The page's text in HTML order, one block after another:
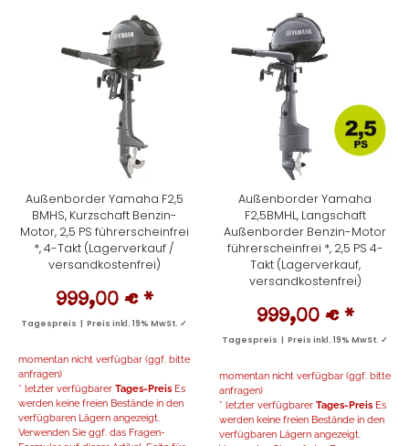
Außenborder Yamaha F2,5
BMHS, Kurzschaft Benzin-
Motor, 2,5 PS führerscheinfrei
*, 4-Takt (Lagerverkauf /
versandkostenfrei)
999,00 € *
Tagespreis | Preis inkl. 19% MwSt. ✓
momentan nicht verfügbar (ggf. bitte
anfragen)
* letzter verfügbarer Tages-Preis Es
werden keine freien Bestände in den
verfügbaren Lägern angezeigt.
Verwenden Sie ggf. das Fragen-
Außenborder Yamaha
F2,5BMHL, Langschaft
Außenborder Benzin-Motor
führerscheinfrei *, 2,5 PS 4-
Takt (Lagerverkauf,
versandkostenfrei)
999,00 € *
Tagespreis | Preis inkl. 19% MwSt. ✓
momentan nicht verfügbar (ggf. bitte
anfragen)
* letzter verfügbarer Tages-Preis Es
werden keine freien Bestände in den
verfügbaren Lägern angezeigt.